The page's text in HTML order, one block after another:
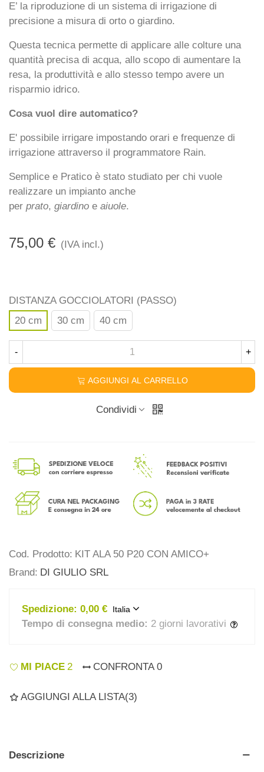
E’ la riproduzione di un sistema di irrigazione di
precisione a misura di orto o giardino.
Questa tecnica permette di applicare alle colture una
quantità precisa di acqua, allo scopo di aumentare la
resa, la produttività e allo stesso tempo avere un
risparmio idrico.
Cosa vuol dire automatico?
E' possibile irrigare impostando orari e frequenze di
irrigazione attraverso il programmatore Rain.
Semplice e Pratico è stato studiato per chi vuole
realizzare un impianto anche
per prato, giardino e aiuole.
75,00 € (IVA incl.)
DISTANZA GOCCIOLATORI (PASSO)
20 cm
30 cm 40 cm
- +
AGGIUNGI AL CARRELLO
Condividi
Cod. Prodotto: KIT ALA 50 P20 CON AMICO+
Brand: DI GIULIO SRL
Spedizione: 0,00 € Italia
Tempo di consegna medio: 2 giorni lavorativi
MI PIACE 2 CONFRONTA 0
AGGIUNGI ALLA LISTA(3)
Descrizione